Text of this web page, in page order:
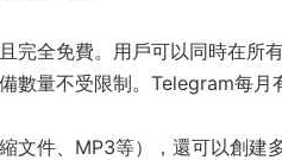
完全免費。用戶可以同時在所
數量不受限制。Telegram每月
文件、MP3等），還可以創建